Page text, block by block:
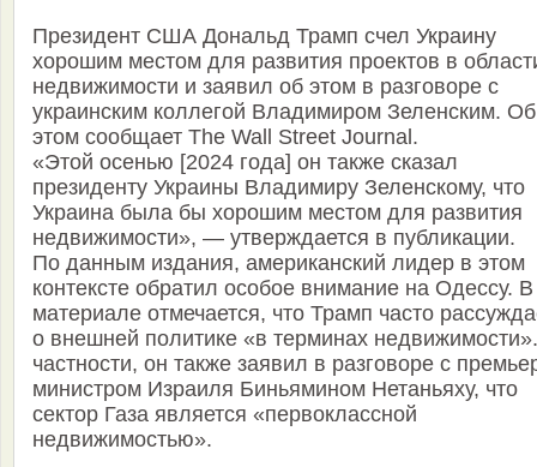
Президент США Дональд Трамп счел Украину
хорошим местом для развития проектов в
недвижимости и заявил об этом в разговоре с
украинским коллегой Владимиром Зеленским. Об
этом сообщает The Wall Street Journal.
«Этой осенью [2024 года] он также сказал
президенту Украины Владимиру Зеленскому, что
Украина была бы хорошим местом для развития
недвижимости», — утверждается в публикации.
По данным издания, американский лидер в этом
контексте обратил особое внимание на Одессу. В
материале отмечается, что Трамп часто
о внешней политике «в терминах
частности, он также заявил в разговоре с
министром Израиля Биньямином Нетаньяху, что
сектор Газа является «первоклассной
недвижимостью».